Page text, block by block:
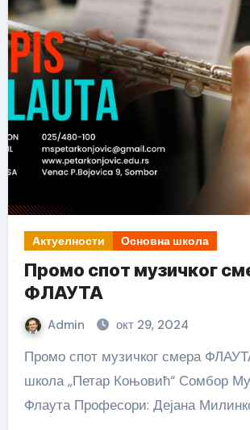
Актуелности Основна школа
Промо спот музичког
ФЛАУТА
Admin окт 29, 2024
Промо спот музичког смера ФЛАУТА Музичка
школа „Петар Коњовић“ Сомбор
Флаута Професори: Дејана